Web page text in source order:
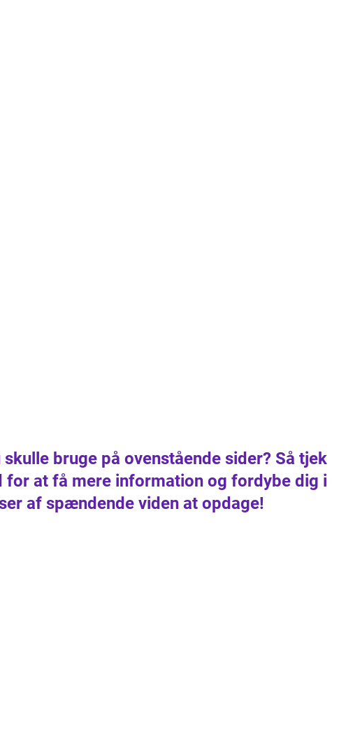
bruge på ovenstående sider? Så tjek
for at få mere information og fordybe dig i
af spændende viden at opdage!